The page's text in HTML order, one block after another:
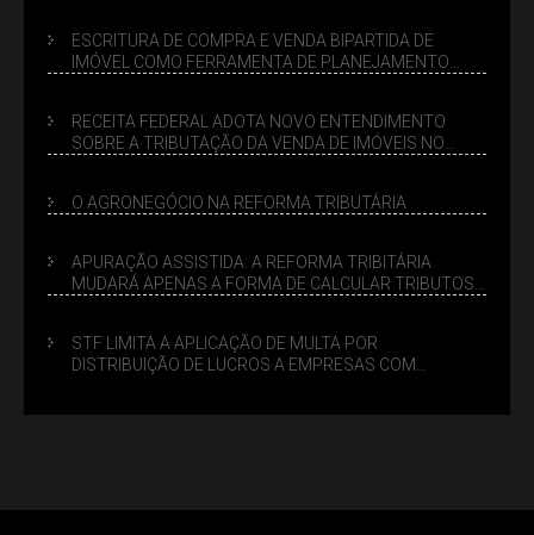
ESCRITURA DE COMPRA E VENDA BIPARTIDA DE
IMÓVEL COMO FERRAMENTA DE PLANEJAMENTO
RECEITA FEDERAL ADOTA NOVO ENTENDIMENTO
SOBRE A TRIBUTAÇÃO DA VENDA DE IMÓVEIS NO
O AGRONEGÓCIO NA REFORMA TRIBUTÁRIA
APURAÇÃO ASSISTIDA: A REFORMA TRIBITÁRIA
MUDARÁ APENAS A FORMA DE CALCULAR TRIBUTOS
STF LIMITA A APLICAÇÃO DE MULTA POR
DISTRIBUIÇÃO DE LUCROS A EMPRESAS COM